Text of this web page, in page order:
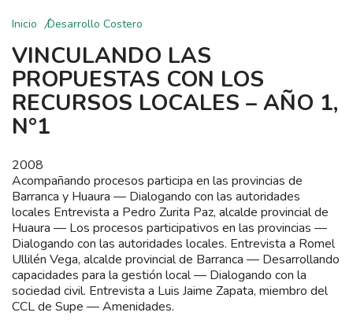
Inicio Desarrollo Costero
VINCULANDO LAS
PROPUESTAS CON LOS
RECURSOS LOCALES – AÑO 1,
N°1
2008
Acompañando procesos participa en las provincias de
Barranca y Huaura — Dialogando con las autoridades
locales Entrevista a Pedro Zurita Paz, alcalde provincial de
Huaura — Los procesos participativos en las provincias —
Dialogando con las autoridades locales. Entrevista a Romel
Ullilén Vega, alcalde provincial de Barranca — Desarrollando
capacidades para la gestión local — Dialogando con la
sociedad civil. Entrevista a Luis Jaime Zapata, miembro del
CCL de Supe — Amenidades.